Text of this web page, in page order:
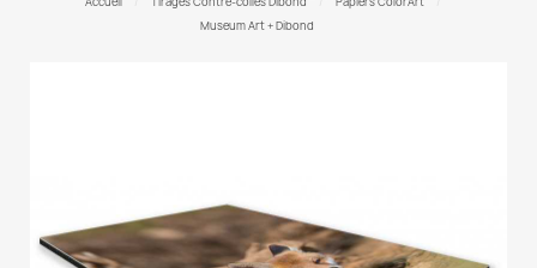
Museum Art + Dibond